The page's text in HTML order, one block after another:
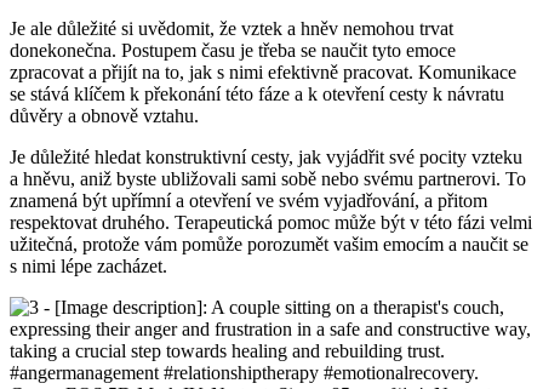
Je ale důležité si uvědomit, že vztek a hněv nemohou trvat
donekonečna. Postupem času je třeba se naučit tyto emoce
zpracovat a přijít na to, jak s nimi efektivně pracovat. Komunikace
se stává klíčem k překonání této fáze a k otevření cesty k návratu
důvěry a obnově vztahu.
Je důležité hledat konstruktivní cesty, jak vyjádřit své pocity vzteku
a hněvu, aniž byste ubližovali sami sobě nebo svému partnerovi. To
znamená být upřímní a otevření ve svém vyjadřování, a přitom
respektovat druhého. Terapeutická pomoc může být v této fázi velmi
užitečná, protože vám pomůže porozumět vašim emocím a naučit se
s nimi lépe zacházet.